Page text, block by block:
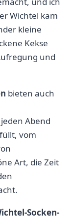
Wichtel kam
kleine
Kekse
und‌
bieten auch
Abend
vom⁤
Art, die Zeit⁤
Socken-